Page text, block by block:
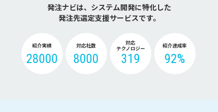
発注ナビは、システム開発に特化した
発注先選定支援サービスです。
紹介実績
28000
対応社数
8000
対応
テクノロジー
319
紹介達成率
92%